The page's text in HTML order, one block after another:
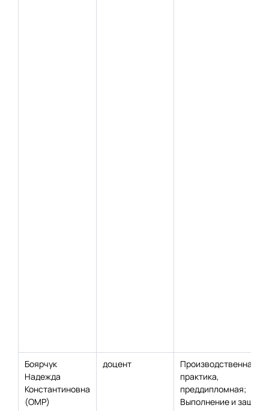
Боярчук
Надежда
Константиновна
(ОМР)
доцент
Производственная
практика,
преддипломная;
Выполнение и защита